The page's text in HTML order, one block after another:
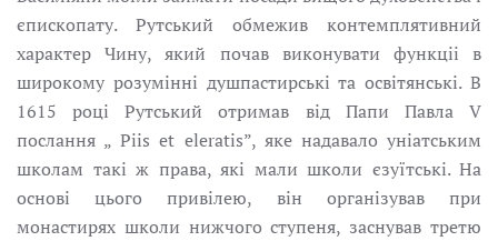
єпископату. Рутський обмежив контемплятивний
характер Чину, який почав виконувати функціі в
широкому розумінні душпастирські та освітянські. В
1615 pоці Рутський отримав від Папи Павла V
послання „ Piis et eleratis”, яке надавало уніатським
школам такі ж права, які мали школи єзуїтські. На
основі цього привілею, він організував при
монастирях школи нижчого ступеня, заснував третю